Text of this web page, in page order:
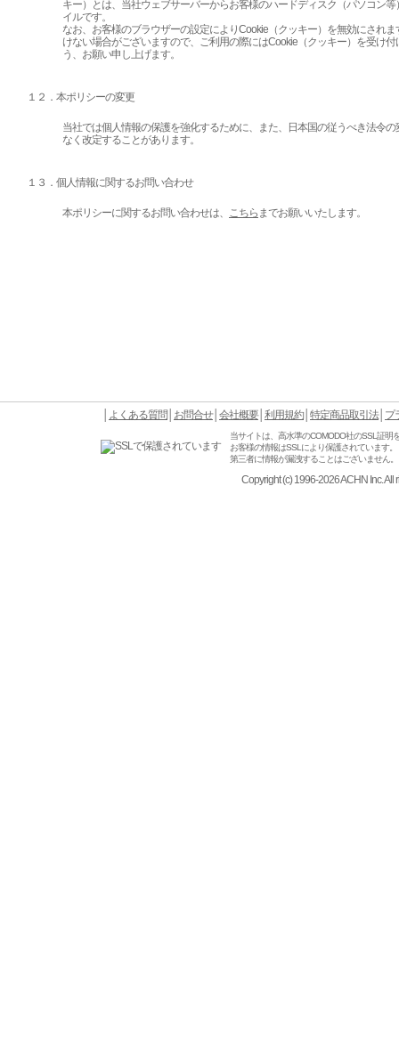
キー）とは、当社ウェブサーバーからお客様のハードディスク（パソコン
イルです。
なお、お客様のブラウザーの設定によりCookie（クッキー）を無効にされ
けない場合がございますので、ご利用の際にはCookie（クッキー）を受け
う、お願い申し上げます。
１２．本ポリシーの変更
当社では個人情報の保護を強化するために、また、日本国の従うべき法令
なく改定することがあります。
１３．個人情報に関するお問い合わせ
本ポリシーに関するお問い合わせは、 こちら までお願いいたします。
よくある質問 お問合せ│ 会社概要│ 利用規約 特定商品取引法│ プ
当サイトは、高水準のCOMODO社のSSL証明
お客様の情報はSSLにより保護されています。
第三者に情報が漏洩することはございません。
Copyright (c) 1996-2026 ACHN Inc. All